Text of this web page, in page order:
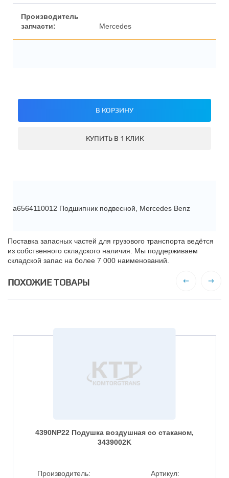
Производитель
запчасти:
Mercedes
В КОРЗИНУ
КУПИТЬ В 1 КЛИК
a6564110012 Подшипник подвесной, Mercedes Benz
Поставка запасных частей для грузового транспорта ведётся
из собственного складского наличия. Мы поддерживаем
складской запас на более 7 000 наименований.
ПОХОЖИЕ ТОВАРЫ
4390NP22 Подушка воздушная со стаканом,
3439002K
Производитель:
Артикул: